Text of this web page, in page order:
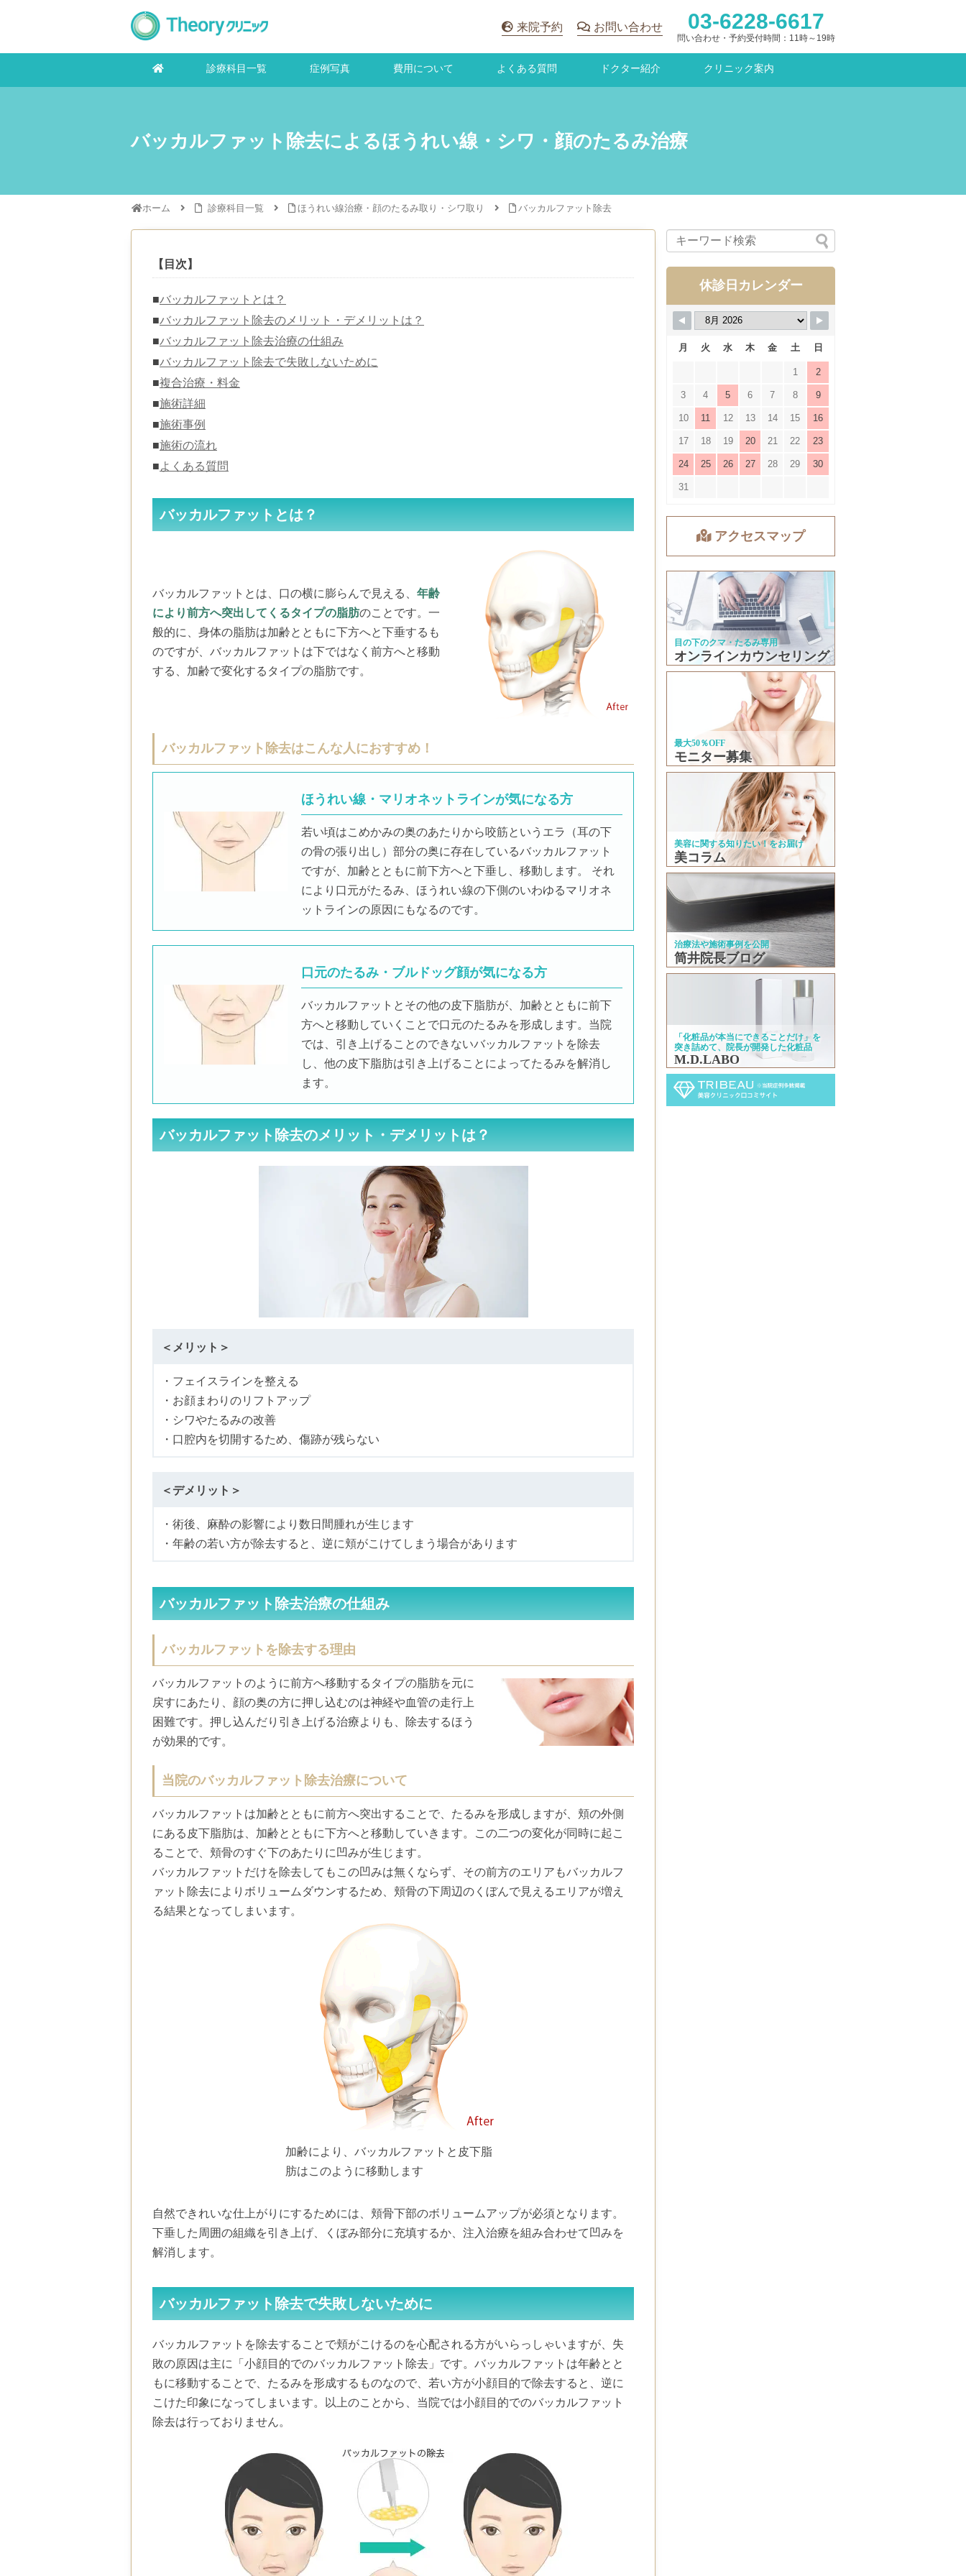
来院予約 お問い合わせ 03-6228-6617
問い合わせ・予約受付時間：11時～19時
診療科目一覧 症例写真 費用について よくある質問 ドクター紹介 クリニック案内
バッカルファット除去によるほうれい線・シワ・顔のたるみ治療
ホーム 診療科目一覧 ほうれい線治療・顔のたるみ取り・シワ取り バッカルファット除去
【目次】
■バッカルファットとは？
■バッカルファット除去のメリット・デメリットは？
■バッカルファット除去治療の仕組み
■バッカルファット除去で失敗しないために
■複合治療・料金
■施術詳細
■施術事例
■施術の流れ
■よくある質問
バッカルファットとは？
バッカルファットとは、口の横に膨らんで見える、 年齢
により前方へ突出してくるタイプの脂肪のことです。一
般的に、身体の脂肪は加齢とともに下方へと下垂するも
のですが、バッカルファットは下ではなく前方へと移動
する、加齢で変化するタイプの脂肪です。
バッカルファット除去はこんな人におすすめ！
ほうれい線・マリオネットラインが気になる方
若い頃はこめかみの奥のあたりから咬筋というエラ（耳の下
の骨の張り出し）部分の奥に存在しているバッカルファット
ですが、加齢とともに前下方へと下垂し、移動します。 それ
により口元がたるみ、ほうれい線の下側のいわゆるマリオネ
ットラインの原因にもなるのです。
口元のたるみ・ブルドッグ顔が気になる方
バッカルファットとその他の皮下脂肪が、加齢とともに前下
方へと移動していくことで口元のたるみを形成します。当院
では、引き上げることのできないバッカルファットを除去
し、他の皮下脂肪は引き上げることによってたるみを解消し
ます。
バッカルファット除去のメリット・デメリットは？
＜メリット＞
・フェイスラインを整える
・お顔まわりのリフトアップ
・シワやたるみの改善
・口腔内を切開するため、傷跡が残らない
＜デメリット＞
・術後、麻酔の影響により数日間腫れが生じます
・年齢の若い方が除去すると、逆に頬がこけてしまう場合があります
バッカルファット除去治療の仕組み
バッカルファットを除去する理由
バッカルファットのように前方へ移動するタイプの脂肪を元に
戻すにあたり、顔の奥の方に押し込むのは神経や血管の走行上
困難です。押し込んだり引き上げる治療よりも、除去するほう
が効果的です。
当院のバッカルファット除去治療について
バッカルファットは加齢とともに前方へ突出することで、たるみを形成しますが、頬の外側
にある皮下脂肪は、加齢とともに下方へと移動していきます。この二つの変化が同時に起こ
ることで、頬骨のすぐ下のあたりに凹みが生じます。
バッカルファットだけを除去してもこの凹みは無くならず、その前方のエリアもバッカルフ
ァット除去によりボリュームダウンするため、頬骨の下周辺のくぼんで見えるエリアが増え
る結果となってしまいます。
加齢により、バッカルファットと皮下脂
肪はこのように移動します
自然できれいな仕上がりにするためには、頬骨下部のボリュームアップが必須となります。
下垂した周囲の組織を引き上げ、くぼみ部分に充填するか、注入治療を組み合わせて凹みを
解消します。
バッカルファット除去で失敗しないために
バッカルファットを除去することで頬がこけるのを心配される方がいらっしゃいますが、失
敗の原因は主に「小顔目的でのバッカルファット除去」です。バッカルファットは年齢とと
もに移動することで、たるみを形成するものなので、若い方が小顔目的で除去すると、逆に
こけた印象になってしまいます。以上のことから、当院では小顔目的でのバッカルファット
除去は行っておりません。
休診日カレンダー
月 火 水 木 金 土 日
1 2
3 4 5 6 7 8 9
10 11 12 13 14 15 16
17 18 19 20 21 22 23
24 25 26 27 28 29 30
31
アクセスマップ
目の下のクマ・たるみ専用
オンラインカウンセリング
最大50％OFF
モニター募集
美容に関する知りたい！をお届け
美コラム
治療法や施術事例を公開
筒井院長ブログ
「化粧品が本当にできることだけ」を
突き詰めて、院長が開発した化粧品
M.D.LABO